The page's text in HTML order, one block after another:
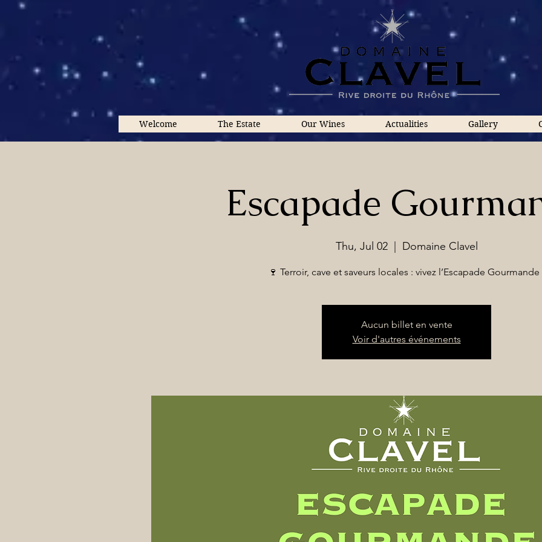
Welcome The Estate Our Wines Actualities Gallery
Escapade
Thu, Jul 02
  |
Domaine Clavel
🍷 Terroir, cave et saveurs locales : vivez l’Escapade
Aucun billet en vente
Voir d'autres événements